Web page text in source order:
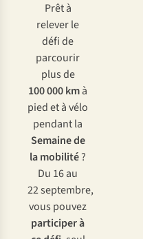
Prêt à
relever le
défi de
parcourir
plus de
100 000 kmà
pied et à vélo
pendant la
Semaine de
la mobilité?
Du 16 au
22 septembre,
vous pouvez
participer à